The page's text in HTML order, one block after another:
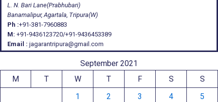
L. N. Bari Lane(Prabhubari)
Banamalipur, Agartala, Tripura(W)
Ph :+91-381-7960883
M: +91-9436123720/+91-9436453389
Email : jagarantripura@gmail.com
September 2021
M
T W T F S
S
1
2 3 4
5